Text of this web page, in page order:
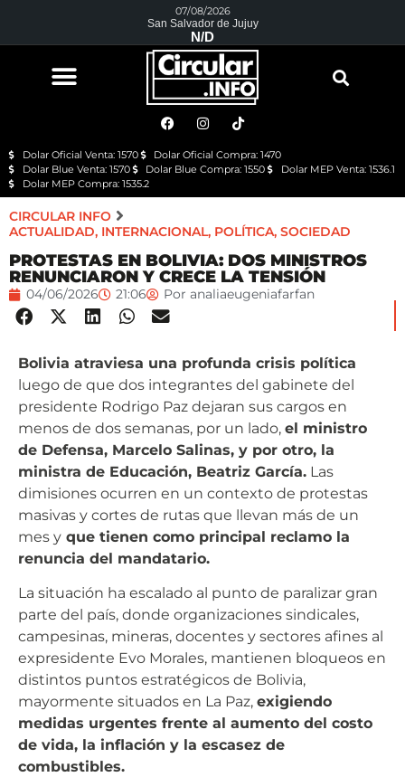
07/08/2026
San Salvador de Jujuy
N/D
Dolar Oficial Venta: 1570
Dolar Oficial Compra: 1470
Dolar Blue Venta: 1570
Dolar Blue Compra: 1550
Dolar MEP Venta: 1536.1
Dolar MEP Compra: 1535.2
CIRCULAR INFO
ACTUALIDAD, INTERNACIONAL, POLÍTICA, SOCIEDAD
PROTESTAS EN BOLIVIA: DOS MINISTROS
RENUNCIARON Y CRECE LA TENSIÓN
04/06/2026 21:06 Por analiaeugeniafarfan
Bolivia atraviesa una profunda crisis política
luego de que dos integrantes del gabinete del
presidente Rodrigo Paz dejaran sus cargos en
menos de dos semanas, por un lado, el ministro
de Defensa, Marcelo Salinas, y por otro, la
ministra de Educación, Beatriz García. Las
dimisiones ocurren en un contexto de protestas
masivas y cortes de rutas que llevan más de un
mes y que tienen como principal reclamo la
renuncia del mandatario.
La situación ha escalado al punto de paralizar gran
parte del país, donde organizaciones sindicales,
campesinas, mineras, docentes y sectores afines al
expresidente Evo Morales, mantienen bloqueos en
distintos puntos estratégicos de Bolivia,
mayormente situados en La Paz, exigiendo
medidas urgentes frente al aumento del costo
de vida, la inflación y la escasez de
combustibles.